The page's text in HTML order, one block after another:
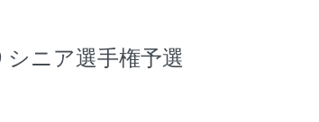
ニア選手権予選